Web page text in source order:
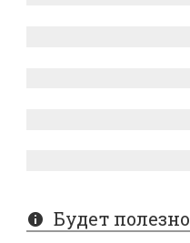
Будет полезно